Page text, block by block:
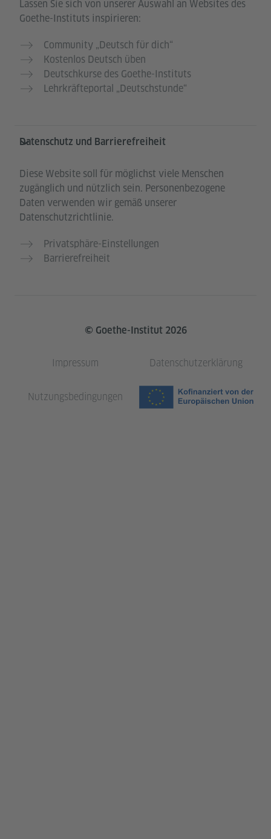
Lassen Sie sich von unserer Auswahl an Websites des
Goethe-Instituts inspirieren:
Community „Deutsch für dich“
Kostenlos Deutsch üben
Deutschkurse des Goethe-Instituts
Lehrkräfteportal „Deutschstunde“
Datenschutz und Barrierefreiheit
Diese Website soll für möglichst viele Menschen
zugänglich und nützlich sein. Personenbezogene
Daten verwenden wir gemäß unserer
Datenschutzrichtlinie.
Privatsphäre-Einstellungen
Barrierefreiheit
© Goethe-Institut 2026
Impressum Datenschutzerklärung
Nutzungsbedingungen